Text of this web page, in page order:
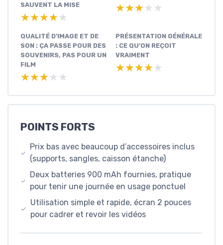
SAUVENT LA MISE
★★★★★
★★★★★
★★★★★
★★★★★
QUALITÉ D’IMAGE ET DE
SON : ÇA PASSE POUR DES
SOUVENIRS, PAS POUR UN
FILM
★★★★★
★★★★★
PRÉSENTATION GÉNÉRALE
: CE QU’ON REÇOIT
VRAIMENT
★★★★★
★★★★★
POINTS FORTS
Prix bas avec beaucoup d’accessoires inclus
(supports, sangles, caisson étanche)
Deux batteries 900 mAh fournies, pratique
pour tenir une journée en usage ponctuel
Utilisation simple et rapide, écran 2 pouces
pour cadrer et revoir les vidéos